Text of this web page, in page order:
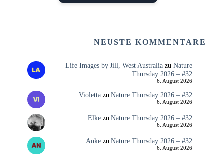
NEUSTE KOMMENTARE
Life Images by Jill, West Australiazu Nature
Thursday 2026 – #32
6. August 2026
Violettazu Nature Thursday 2026 – #32
6. August 2026
Elkezu Nature Thursday 2026 – #32
6. August 2026
Ankezu Nature Thursday 2026 – #32
6. August 2026